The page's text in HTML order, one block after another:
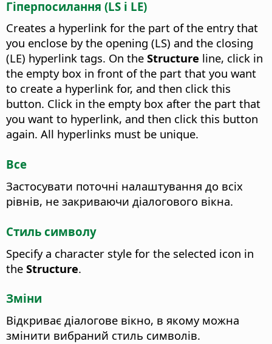
Гіперпосилання (LS і LE)
Creates a hyperlink for the part of the entry that
you enclose by the opening (LS) and the closing
(LE) hyperlink tags. On the Structure line, click in
the empty box in front of the part that you want
to create a hyperlink for, and then click this
button. Click in the empty box after the part that
you want to hyperlink, and then click this button
again. All hyperlinks must be unique.
Все
Застосувати поточні налаштування до всіх
рівнів, не закриваючи діалогового вікна.
Стиль символу
Specify a character style for the selected icon in
the Structure.
Зміни
Відкриває діалогове вікно, в якому можна
змінити вибраний стиль символів.